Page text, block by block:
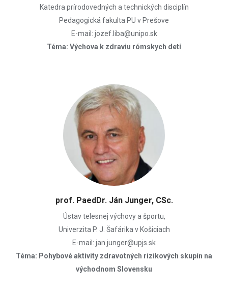
Katedra prírodovedných a technických disciplín
Pedagogická fakulta PU v Prešove
E-mail: jozef.liba@unipo.sk
Téma: Výchova k zdraviu rómskych detí
prof. PaedDr. Ján Junger, CSc.
Ústav telesnej výchovy a športu,
Univerzita P. J. Šafárika v Košiciach
E-mail: jan.junger@upjs.sk
Téma: Pohybové aktivity zdravotných rizikových skupín na
východnom Slovensku